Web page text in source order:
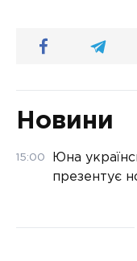
Новини
15:00
Юна
презентує